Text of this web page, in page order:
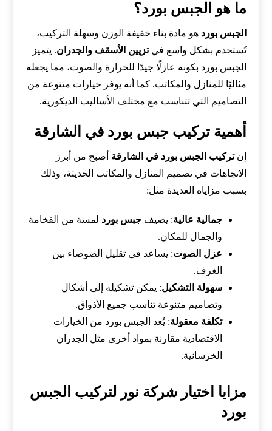
ما هو الجبس بورد؟
الجبس بورد هو مادة بناء خفيفة الوزن وسهلة التركيب،
تُستخدم بشكل واسع فيتزيين الأسقف والجدران. يتميز
الجبس بورد بكونه عازلًا جيدًا للحرارة والصوت، مما يجعله
مثاليًا للمنازل والمكاتب. كما أنه يوفر خيارات متنوعة من
التصاميم التي تتناسب مع مختلف الأساليب الديكورية.
أهمية تركيب جبس بورد في الشارقة
إنتركيب الجبس بورد في الشارقة أصبح من أبرز
الاتجاهات في تصميم المنازل والمكاتب الحديثة، وذلك
بسبب مزاياه العديدة مثل:
جمالية عالية: يضيفجبس بورد لمسة من الفخامة
والجمال للمكان.
عزل الصوت: يساعد في تقليل الضوضاء بين
الغرف.
سهولة التشكيل: يمكن تشكيله إلى أشكال
وتصاميم متنوعة تناسب جميع الأذواق.
تكلفة معقولة: يُعد الجبس بورد من الخيارات
الاقتصادية مقارنة بمواد أخرى مثل الجدران
الخرسانية.
مزايا اختيار شركة نور لتركيب الجبس
بورد